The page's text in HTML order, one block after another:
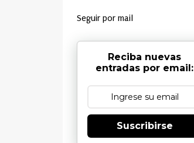
Seguir por mail
Reciba nuevas
entradas por email:
Suscribirse